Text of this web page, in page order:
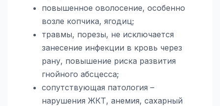
повышенное оволосение, особенно
возле копчика, ягодиц;
травмы, порезы, не исключается
занесение инфекции в кровь через
рану, повышение риска развития
гнойного абсцесса;
сопутствующая патология –
нарушения ЖКТ, анемия, сахарный